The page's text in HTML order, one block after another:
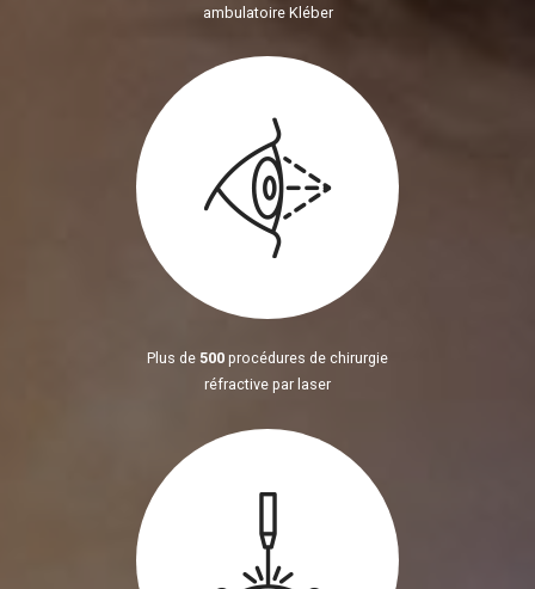
ambulatoire Kléber
Plus de 500 procédures de chirurgie
réfractive par laser